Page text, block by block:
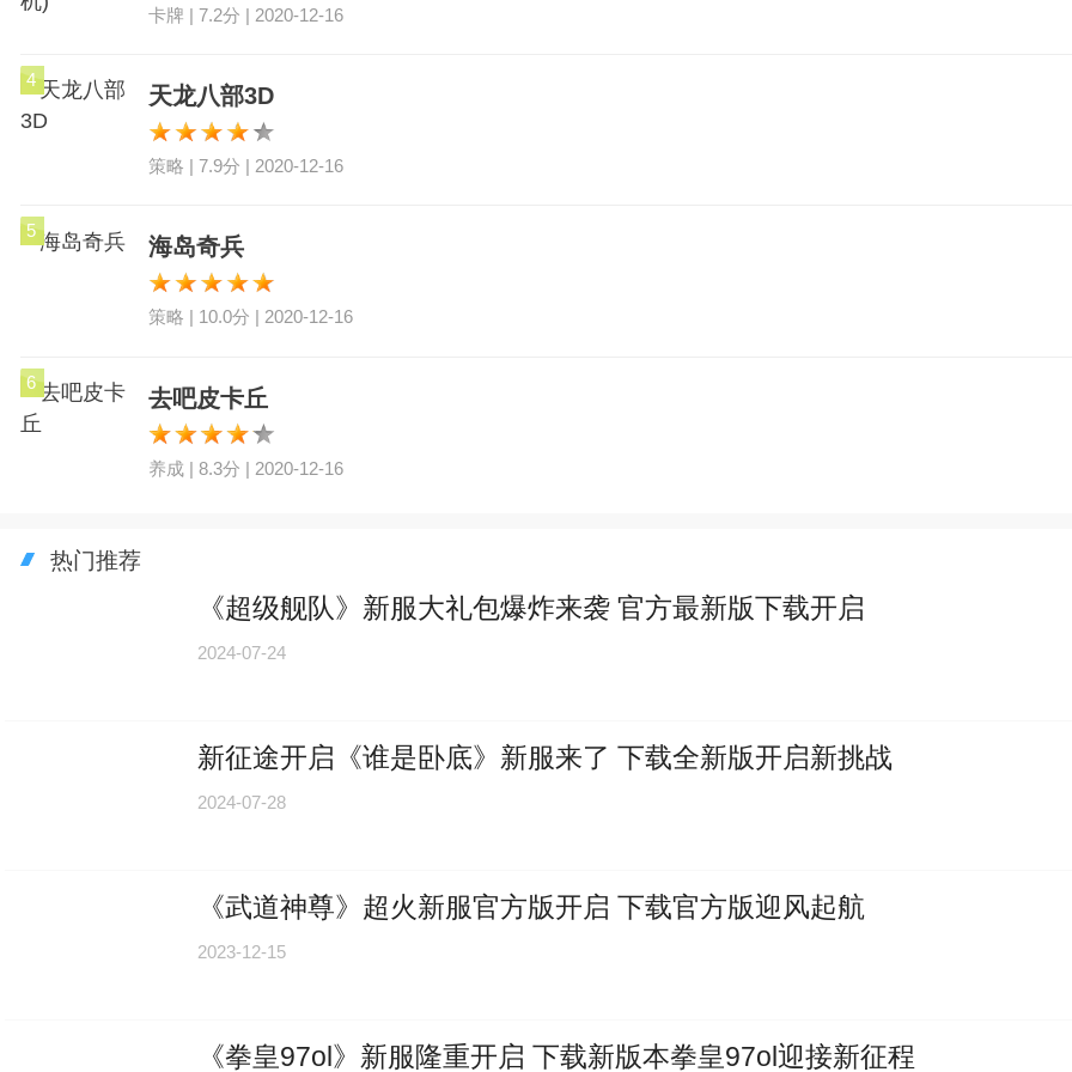
卡牌 | 7.2分 | 2020-12-16
4
天龙八部3D
策略 | 7.9分 | 2020-12-16
5
海岛奇兵
策略 | 10.0分 | 2020-12-16
6
去吧皮卡丘
养成 | 8.3分 | 2020-12-16
热门推荐
《超级舰队》新服大礼包爆炸来袭 官方最新版下载开启
2024-07-24
新征途开启《谁是卧底》新服来了 下载全新版开启新挑战
2024-07-28
《武道神尊》超火新服官方版开启 下载官方版迎风起航
2023-12-15
《拳皇97ol》新服隆重开启 下载新版本拳皇97ol迎接新征程